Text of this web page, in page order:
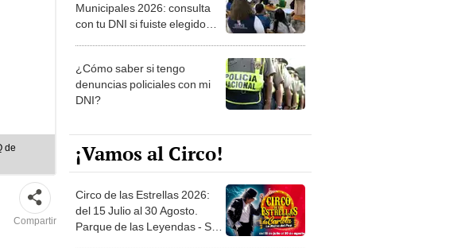
de
Compartir
Municipales 2026: consulta
con tu DNI si fuiste elegido
la ONPE
¿Cómo saber si tengo
denuncias policiales con mi
DNI?
¡Vamos al Circo!
Circo de las Estrellas 2026:
del 15 Julio al 30 Agosto.
Parque de las Leyendas - San